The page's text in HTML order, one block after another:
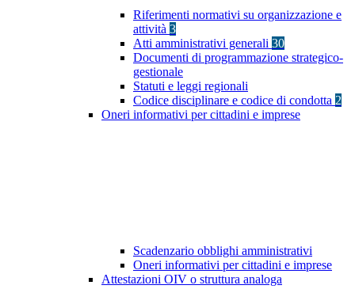
Riferimenti normativi su organizzazione e
attività 3
Atti amministrativi generali 30
Documenti di programmazione strategico-
gestionale
Statuti e leggi regionali
Codice disciplinare e codice di condotta 2
Oneri informativi per cittadini e imprese
Scadenzario obblighi amministrativi
Oneri informativi per cittadini e imprese
Attestazioni OIV o struttura analoga